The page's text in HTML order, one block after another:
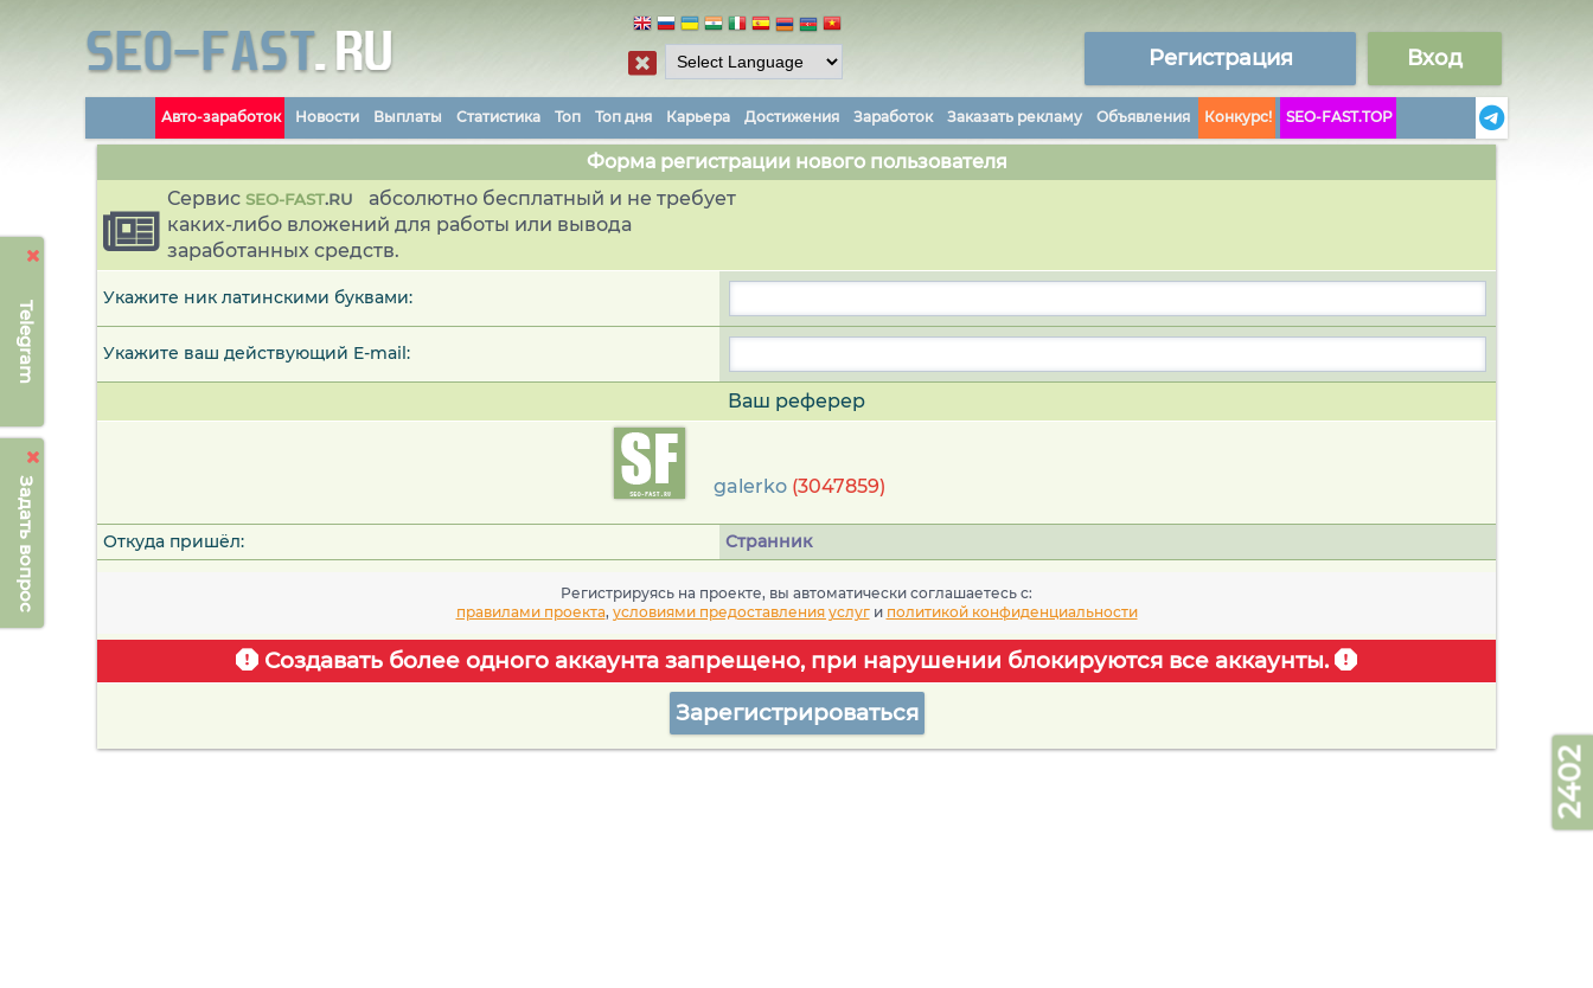
Telegram
Задать вопрос
Регистрация Вход
Авто-заработок Новости Выплаты Статистика Топ Топ дня Карьера Достижения Заработок Заказать рекламу Объявления Конкурс! SEO-FAST.TOP
Форма регистрации нового пользователя
Сервис SEO-FAST.RU
абсолютно бесплатный и не требует
каких-либо вложений для работы или вывода
заработанных средств.
Укажите ник латинскими буквами:
Укажите ваш действующий E-mail:
Ваш реферер
galerko (3047859)
Откуда пришёл: Странник
Регистрируясь на проекте, вы автоматически соглашаетесь c:
правилами проекта, условиями предоставления услуги политикой конфиденциальности
Создавать более одного аккаунта запрещено, при нарушении блокируются все аккаунты.
Зарегистрироваться
2402